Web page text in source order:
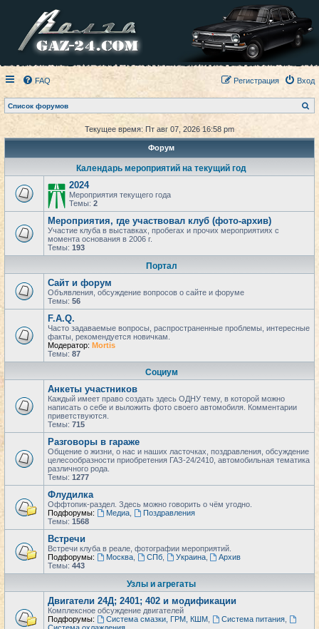
FAQ Вход
Регистрация
Список форумов
о
к
Текущее время: Пт авг 07, 2026 16:58 pm
Форум
Календарь мероприятий на текущий год
2024
Мероприятия текущего года
Темы: 2
Мероприятия, где участвовал клуб (фото-архив)
Участие клуба в выставках, пробегах и прочих мероприятиях с
момента основания в 2006 г.
Темы: 193
Портал
Сайт и форум
Объявления, обсуждение вопросов о сайте и форуме
Темы: 56
F.A.Q.
Часто задаваемые вопросы, распространенные проблемы, интересные
факты, рекомендуется новичкам.
Модератор: Mortis
Темы: 87
Социум
Анкеты участников
Каждый имеет право создать здесь ОДНУ тему, в которой можно
написать о себе и выложить фото своего автомобиля. Комментарии
приветствуются.
Темы: 715
Разговоры в гараже
Общение о жизни, о нас и наших ласточках, поздравления, обсуждение
целесообразности приобретения ГАЗ-24/2410, автомобильная тематика
различного рода.
Темы: 1277
Флудилка
Оффтопик-раздел. Здесь можно говорить о чём угодно.
Подфорумы:
Медиа,
Поздравления
Темы: 1568
Встречи
Встречи клуба в реале, фотографии мероприятий.
Подфорумы:
Москва, СПб, Украина,
Архив
Темы: 443
Узлы и агрегаты
Двигатели 24Д; 2401; 402 и модификации
Комплексное обсуждение двигателей
Подфорумы:
Система смазки, ГРМ, КШМ, Система питания,